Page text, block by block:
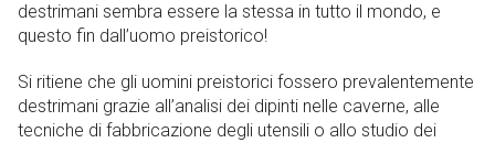
destrimani sembra essere la stessa in tutto il mondo, e
questo fin dall’uomo preistorico!
Si ritiene che gli uomini preistorici fossero prevalentemente
destrimani grazie all’analisi dei dipinti nelle caverne, alle
tecniche di fabbricazione degli utensili o allo studio dei